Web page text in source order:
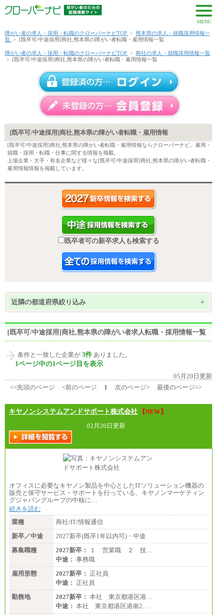
MENU
障がい者の求人・採用・転職のクローバーナビTOP > 熊本県の求人・就職採用情報一
覧 > [既卒可/中途採用]商社,熊本県の障がい者転職・雇用情報一覧
障がい者の求人・採用・転職のクローバーナビTOP > 商社の求人・就職採用情報一覧
> [既卒可/中途採用]商社,熊本県の障がい者転職・雇用情報一覧
[既卒可/中途採用]商社,熊本県の障がい者転職・雇用情報
[既卒可/中途採用]商社,熊本県の障がい者転職・雇用情報ならクローバーナビ。雇用・
就職・採用・転職・仕事に関する情報を掲載。
上場企業・大手・有名企業など様々な[既卒可/中途採用]商社,熊本県の障がい者転職・
雇用情報情報を掲載しています。
既卒者可の新卒求人も検索する
近隣の都道府県絞り込み +
[既卒可/中途採用]商社,熊本県の障がい者求人転職・採用情報一覧
条件と一致した企業が 3件 ありました。
1ページ中の1ページ目を表示
05月20日更新
<<先頭のページ
<前のページ 1 次のページ> 最後のページ>>
キヤノンシステムアンドサポート株式会社
【NEW】
02月20日更新
オフィスに必要なキヤノン製品を中心としたITソリューション機器の
販売と保守サービス・サポートを行っている、キヤノンマーケティン
グジャパングループの中核に…
続きを読む
業種
商社/IT/情報通信
新卒／中途
2027新卒(既卒1年以内可)・中途
募集職種
2027新卒：
１ 営業職 ２ 技…
中途： 事務職
雇用形態
2027新卒： 正社員
中途： 正社員
勤務地
2027新卒： 本社 東京都港区港…
中途： 本社 東京都港区港南2…